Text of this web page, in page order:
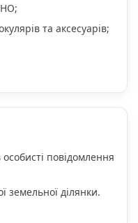
та аксесуарів;
повідомлення
земельної ділянки.